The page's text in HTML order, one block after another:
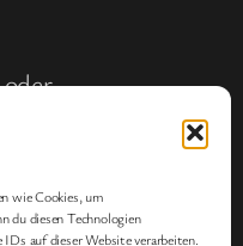
wie Cookies, um
du diesen Technologien
auf dieser Website verarbeiten.